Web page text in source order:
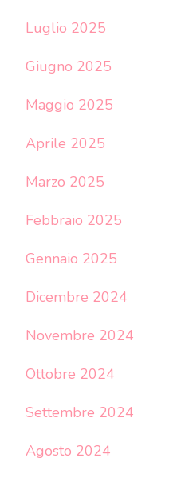
Luglio 2025
Giugno 2025
Maggio 2025
Aprile 2025
Marzo 2025
Febbraio 2025
Gennaio 2025
Dicembre 2024
Novembre 2024
Ottobre 2024
Settembre 2024
Agosto 2024